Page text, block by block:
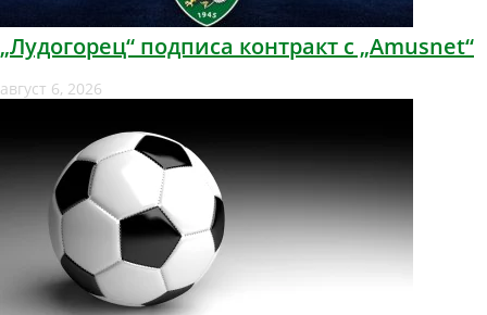
„Лудогорец“ подписа контракт с „Amusnet“
август 6, 2026